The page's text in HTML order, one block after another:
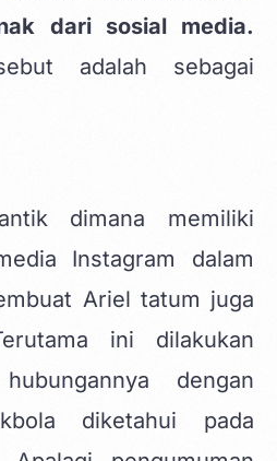
dari sosial media.
adalah sebagai
dimana memiliki
Instagram dalam
Ariel tatum juga
ini dilakukan
dengan
diketahui pada